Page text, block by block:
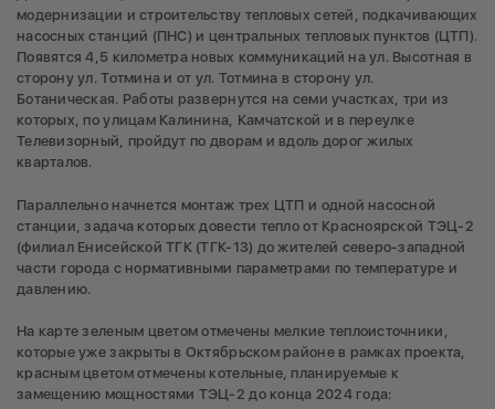
модернизации и строительству тепловых сетей, подкачивающих
насосных станций (ПНС) и центральных тепловых пунктов (ЦТП).
Появятся 4,5 километра новых коммуникаций на ул. Высотная в
сторону ул. Тотмина и от ул. Тотмина в сторону ул.
Ботаническая. Работы развернутся на семи участках, три из
которых, по улицам Калинина, Камчатской и в переулке
Телевизорный, пройдут по дворам и вдоль дорог жилых
кварталов.
Параллельно начнется монтаж трех ЦТП и одной насосной
станции, задача которых довести тепло от Красноярской ТЭЦ-2
(филиал Енисейской ТГК (ТГК-13) до жителей северо-западной
части города с нормативными параметрами по температуре и
давлению.
На карте зеленым цветом отмечены мелкие теплоисточники,
которые уже закрыты в Октябрьском районе в рамках проекта,
красным цветом отмечены котельные, планируемые к
замещению мощностями ТЭЦ-2 до конца 2024 года: